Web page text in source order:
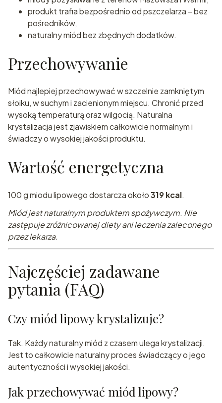
produkt trafia bezpośrednio od pszczelarza – bez
pośredników,
naturalny miód bez zbędnych dodatków.
Przechowywanie
Miód najlepiej przechowywać w szczelnie zamkniętym
słoiku, w suchym i zacienionym miejscu. Chronić przed
wysoką temperaturą oraz wilgocią. Naturalna
krystalizacja jest zjawiskiem całkowicie normalnym i
świadczy o wysokiej jakości produktu.
Wartość energetyczna
100 g miodu lipowego dostarcza około319 kcal.
Miód jest naturalnym produktem spożywczym. Nie
zastępuje zróżnicowanej diety ani leczenia zaleconego
przez lekarza.
Najczęściej zadawane
pytania (FAQ)
Czy miód lipowy krystalizuje?
Tak. Każdy naturalny miód z czasem ulega krystalizacji.
Jest to całkowicie naturalny proces świadczący o jego
autentyczności i wysokiej jakości.
Jak przechowywać miód lipowy?